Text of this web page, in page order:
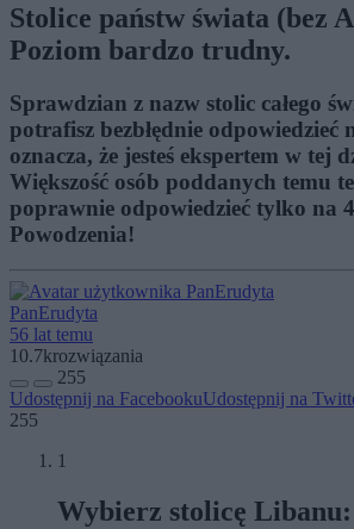
Stolice państw świata (bez
Poziom bardzo trudny.
Sprawdzian z nazw stolic całego
potrafisz bezbłędnie odpowiedzieć
oznacza, że jesteś ekspertem w tej
Większość osób poddanych temu
poprawnie odpowiedzieć tylko na
Powodzenia!
PanErudyta
56 lat temu
10.7krozwiązania
255
Udostępnij na FacebookuUdostępnij na
255
1
Wybierz stolicę Libanu: